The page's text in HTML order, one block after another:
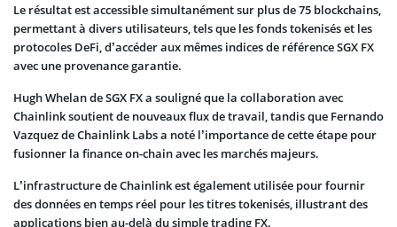
Le résultat est accessible simultanément sur plus de 75 blockchains,
permettant à divers utilisateurs, tels que les fonds tokenisés et les
protocoles DeFi, d’accéder aux mêmes indices de référence SGX FX
avec une provenance garantie.
Hugh Whelan de SGX FX a souligné que la collaboration avec
Chainlink soutient de nouveaux flux de travail, tandis que Fernando
Vazquez de Chainlink Labs a noté l’importance de cette étape pour
fusionner la finance on-chain avec les marchés majeurs.
L’infrastructure de Chainlink est également utilisée pour fournir
des données en temps réel pour les titres tokenisés, illustrant des
applications bien au-delà du simple trading FX.